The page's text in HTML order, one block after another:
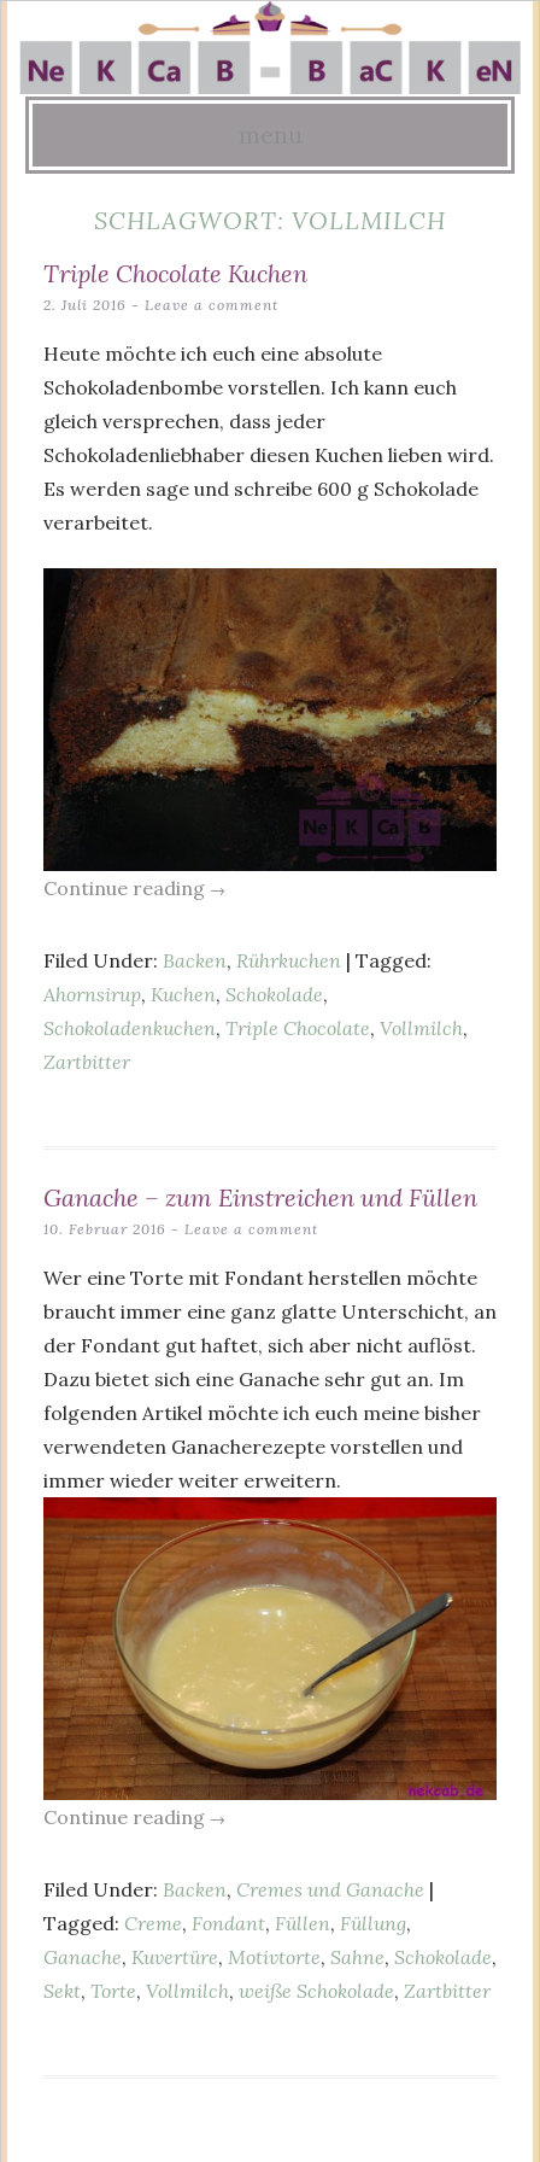
content
SCHLAGWORT: VOLLMILCH
Triple Chocolate Kuchen
2. Juli 2016 Leave a comment
Heute möchte ich euch eine absolute
Schokoladenbombe vorstellen. Ich kann euch
gleich versprechen, dass jeder
Schokoladenliebhaber diesen Kuchen lieben wird.
Es werden sage und schreibe 600 g Schokolade
verarbeitet.
Continue reading →
Filed Under: Backen, Rührkuchen | Tagged:
Ahornsirup, Kuchen, Schokolade,
Schokoladenkuchen, Triple Chocolate, Vollmilch,
Zartbitter
Ganache – zum Einstreichen und Füllen
10. Februar 2016 Leave a comment
Wer eine Torte mit Fondant herstellen möchte
braucht immer eine ganz glatte Unterschicht, an
der Fondant gut haftet, sich aber nicht auflöst.
Dazu bietet sich eine Ganache sehr gut an. Im
folgenden Artikel möchte ich euch meine bisher
verwendeten Ganacherezepte vorstellen und
immer wieder weiter erweitern.
Continue reading →
Filed Under: Backen, Cremes und Ganache |
Tagged: Creme, Fondant, Füllen, Füllung,
Ganache, Kuvertüre, Motivtorte, Sahne, Schokolade,
Sekt, Torte, Vollmilch, weiße Schokolade, Zartbitter